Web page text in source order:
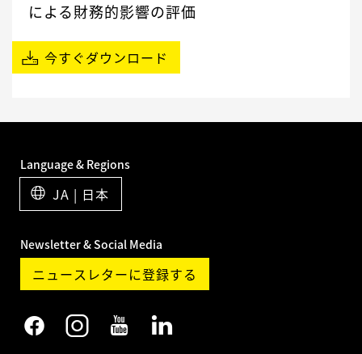
による財務的影響の評価
今すぐダウンロード
Language & Regions
JA | 日本
Newsletter & Social Media
ニュースレターに登録する